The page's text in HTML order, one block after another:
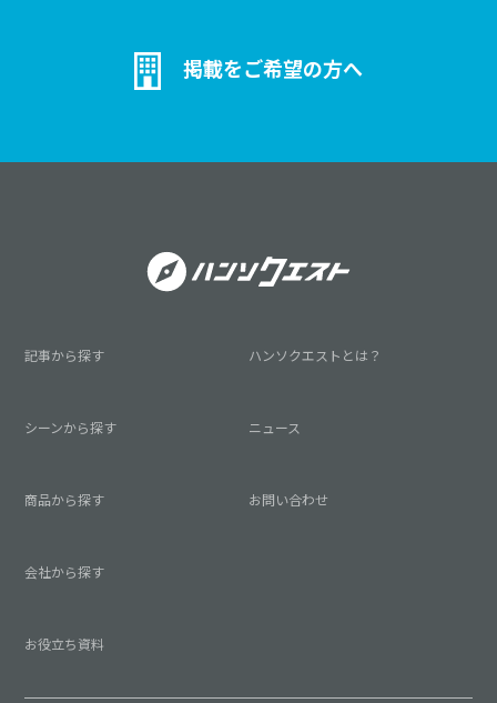
掲載をご希望の方へ
記事から探す
シーンから探す
商品から探す
会社から探す
お役立ち資料
ハンソクエストとは？
ニュース
お問い合わせ